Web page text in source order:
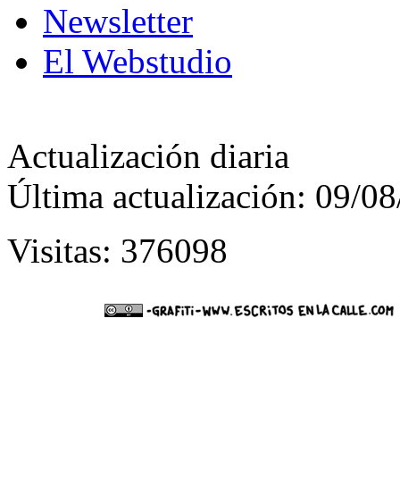
Newsletter
El Webstudio
Actualización diaria
Última actualización: 09/
Visitas: 376098